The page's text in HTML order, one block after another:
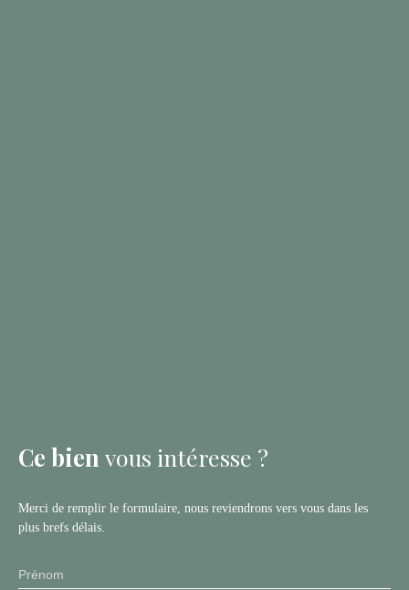
Ce bien vous intéresse ?
Merci de remplir le formulaire, nous reviendrons vers vous dans les
plus brefs délais.
Prénom